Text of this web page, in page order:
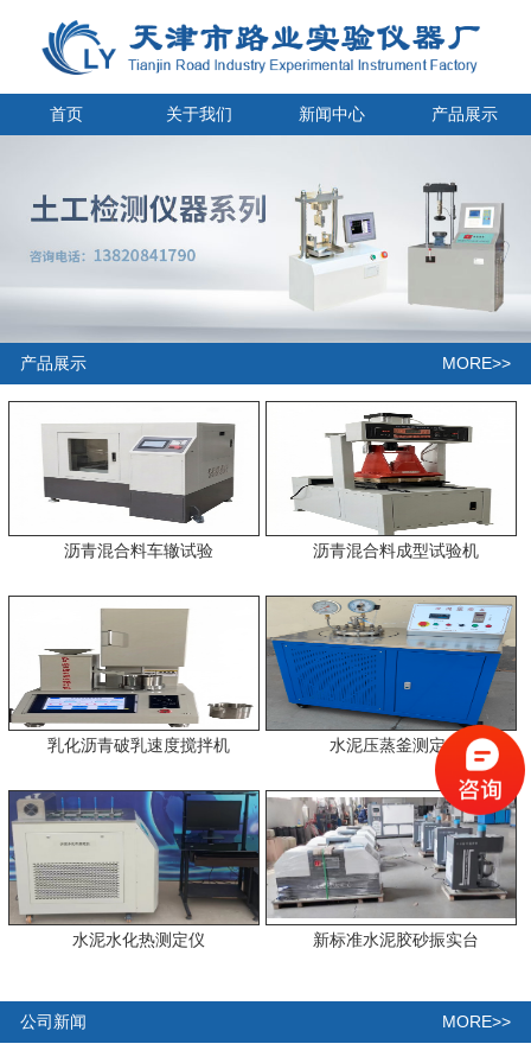
首页 关于我们 新闻中心 产品展示
产品展示 MORE>>
沥青混合料车辙试验 沥青混合料成型试验机
乳化沥青破乳速度搅拌机 水泥压蒸釜测定仪
水泥水化热测定仪 新标准水泥胶砂振实台
公司新闻 MORE>>